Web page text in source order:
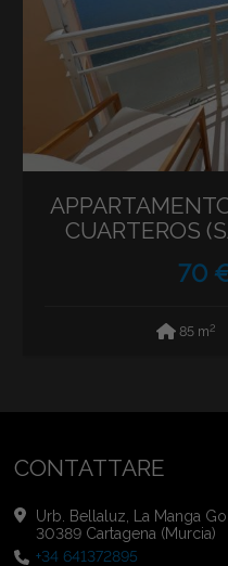
CUARTEROS
70
85 m2
CONTATTARE
Urb. Bellaluz, La Manga
30389 Cartagena (Murcia)
+34 641372895